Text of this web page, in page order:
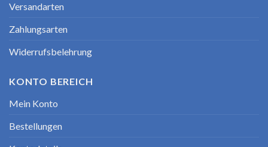
Versandarten
Zahlungsarten
Widerrufsbelehrung
KONTO BEREICH
Mein Konto
Bestellungen